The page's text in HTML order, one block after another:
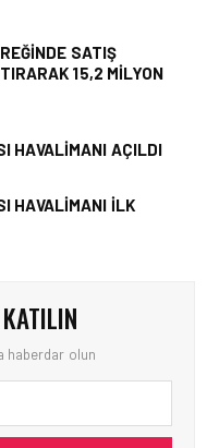
SATIŞ
15,2 MILYON
HAVALIMANI AÇILDI
HAVALIMANI İLK
haberdar olun